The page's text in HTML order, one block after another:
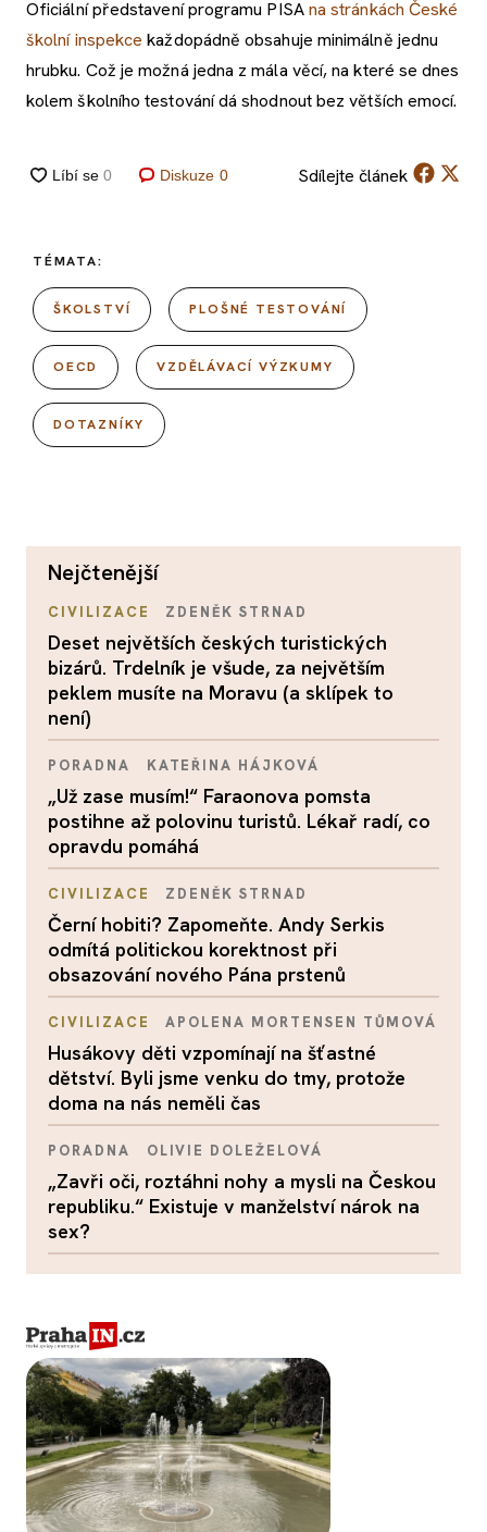
Oficiální představení programu PISAna stránkách České
školní inspekce každopádně obsahuje minimálně jednu
hrubku. Což je možná jedna z mála věcí, na které se dnes
kolem školního testování dá shodnout bez větších emocí.
Diskuze 0 Sdílejte článek
TÉMATA:
ŠKOLSTVÍ PLOŠNÉ TESTOVÁNÍ
OECD VZDĚLÁVACÍ VÝZKUMY
DOTAZNÍKY
nejčtenější
CIVILIZACE ZDENĚK STRNAD
Deset největších českých turistických
bizárů. Trdelník je všude, za největším
peklem musíte na Moravu (a sklípek to
není)
PORADNA KATEŘINA HÁJKOVÁ
„Už zase musím!“ Faraonova pomsta
postihne až polovinu turistů. Lékař radí, co
opravdu pomáhá
CIVILIZACE ZDENĚK STRNAD
Černí hobiti? Zapomeňte. Andy Serkis
odmítá politickou korektnost při
obsazování nového Pána prstenů
CIVILIZACE APOLENA MORTENSEN TŮMOVÁ
Husákovy děti vzpomínají na šťastné
dětství. Byli jsme venku do tmy, protože
doma na nás neměli čas
PORADNA OLIVIE DOLEŽELOVÁ
„Zavři oči, roztáhni nohy a mysli na Českou
republiku.“ Existuje v manželství nárok na
sex?